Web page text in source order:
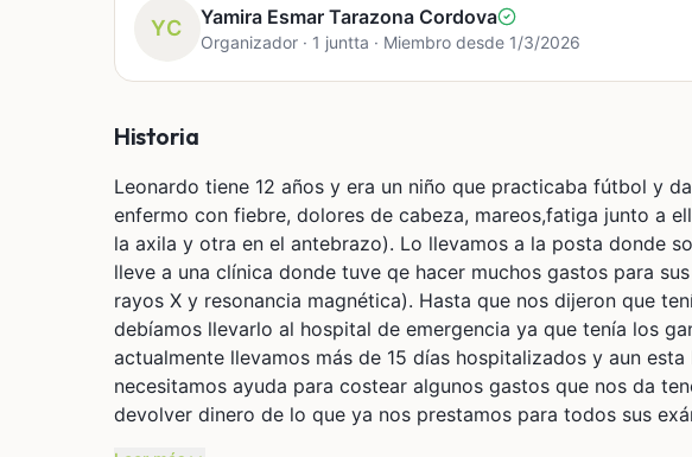
YC Yamira Esmar Tarazona Cordova
Organizador · 1 juntta · Miembro desde 1/3/2026
Historia
Leonardo tiene 12 años y era un niño que practicaba fútbol y
enfermo con fiebre, dolores de cabeza, mareos,fatiga junto a
la axila y otra en el antebrazo). Lo llevamos a la posta donde
lleve a una clínica donde tuve qe hacer muchos gastos para
rayos X y resonancia magnética). Hasta que nos dijeron que
debíamos llevarlo al hospital de emergencia ya que tenía los
actualmente llevamos más de 15 días hospitalizados y aun
necesitamos ayuda para costear algunos gastos que nos da
devolver dinero de lo que ya nos prestamos para todos sus